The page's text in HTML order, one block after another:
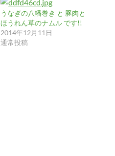
うなぎの八幡巻き と 豚肉と
ほうれん草のナムル です!!
2014年12月11日
通常投稿